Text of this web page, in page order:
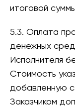
итоговой
5.3. Оплата
денежных
Исполнителя
Стоимость
добавленную
Заказчиком